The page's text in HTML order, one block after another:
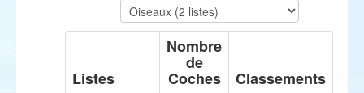
Listes
Nombre
de
Coches Classements